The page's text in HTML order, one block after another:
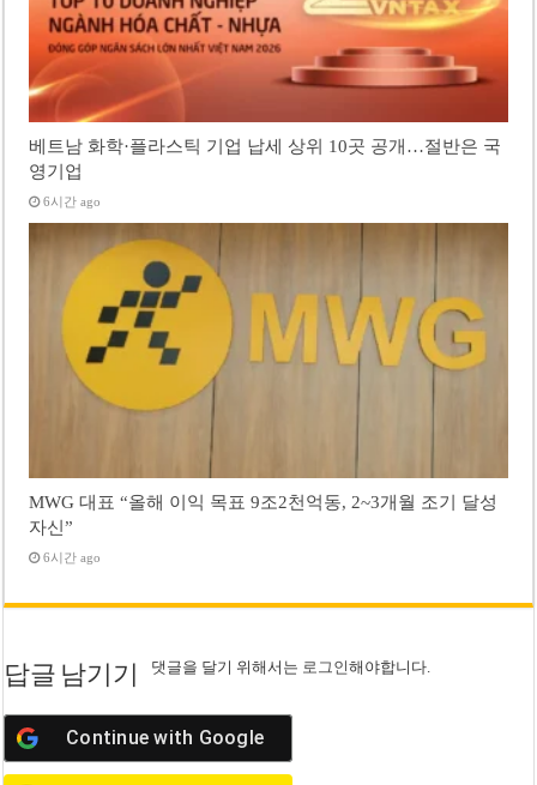
베트남 화학·플라스틱 기업 납세 상위 10곳 공개…절반은 국
영기업
6시간 ago
MWG 대표 “올해 이익 목표 9조2천억동, 2~3개월 조기 달성
자신”
6시간 ago
답글 남기기 댓글을 달기 위해서는 로그인해야합니다.
Continue with Google